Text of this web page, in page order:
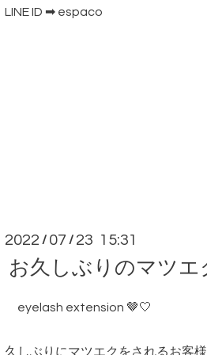
LINE ID ➡ espaco
2022 / 07 / 23 15:31
お久しぶりのマツエ
eyelash extension 🤎🤍
久しぶりにマツエクをされるお客